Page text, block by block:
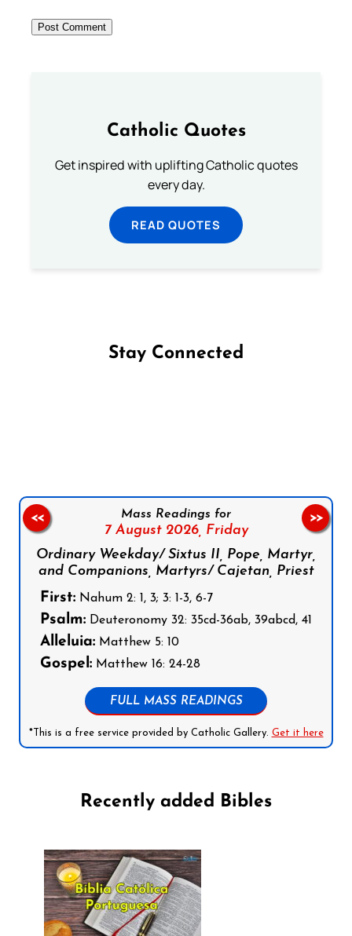
Catholic Quotes
Get inspired with uplifting Catholic quotes
every day.
READ QUOTES
Stay Connected
Mass Readings for
7 August 2026, Friday
Ordinary Weekday/ Sixtus II, Pope, Martyr,
and Companions, Martyrs/ Cajetan, Priest
First: Nahum 2: 1, 3; 3: 1-3, 6-7
Psalm: Deuteronomy 32: 35cd-36ab, 39abcd, 41
Alleluia: Matthew 5: 10
Gospel: Matthew 16: 24-28
FULL MASS READINGS
*This is a free service provided by Catholic Gallery. Get it here
<< >>
Recently added Bibles